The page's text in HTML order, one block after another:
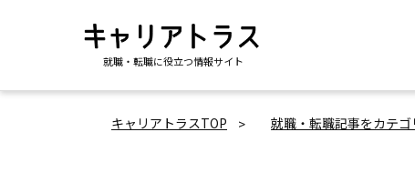
就職・転職に役立つ情報サイト
キャリアトラスTOP 就職・転職記事をカテ